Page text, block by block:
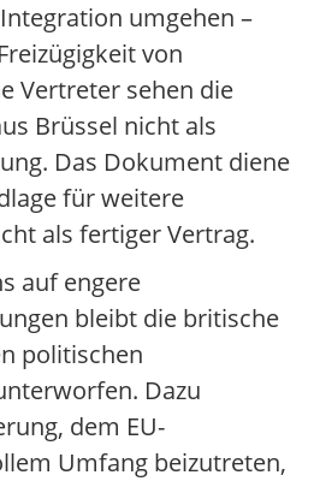
umgehen –
von
Vertreter sehen die
Brüssel nicht als
Das Dokument diene
für weitere
als fertiger Vertrag.
auf engere
bleibt die britische
politischen
Dazu
dem EU-
Umfang beizutreten,